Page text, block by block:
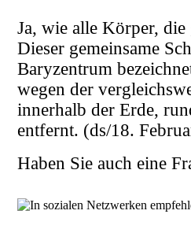
Ja, wie alle Körper,
Dieser gemeinsame
Baryzentrum
wegen der
innerhalb der Erde,
entfernt. (ds/18.
Haben Sie auch eine